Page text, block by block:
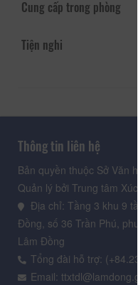
Cung cấp trong phòng
Tiện nghi
Thông tin liên hệ
Bản quyền thuộc Sở Văn
Quản lý bởi Trung tâm
Địa chỉ: Tầng 3 khu 9
Đồng, số 36 Trần Phú,
Lâm Đồng
Tổng đài hỗ trợ:
Email: